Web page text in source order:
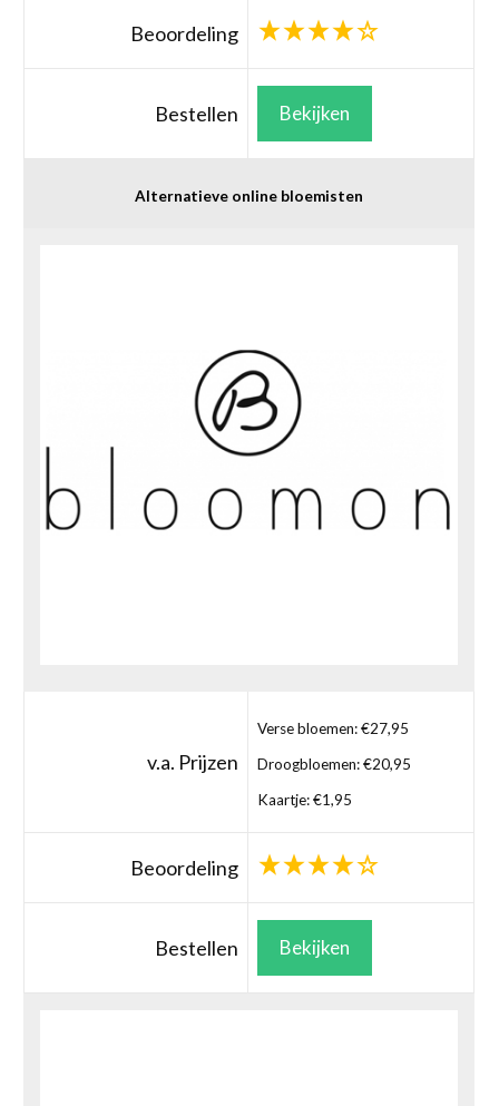
Beoordeling
Bestellen Bekijken
Alternatieve online bloemisten
v.a. Prijzen
Verse bloemen: €27,95
Droogbloemen: €20,95
Kaartje: €1,95
Beoordeling
Bestellen Bekijken